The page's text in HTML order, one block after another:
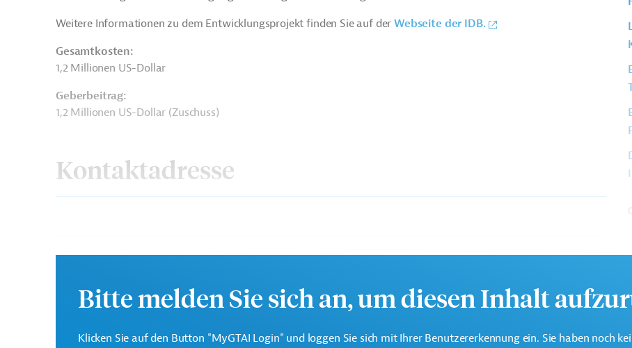
Weitere Informationen zu dem Entwicklungsprojekt finden Sie auf derWebseite der IDB.
Gesamtkosten:
1,2 Millionen US-Dollar
Geberbeitrag:
1,2 Millionen US-Dollar (Zuschuss)
Kontaktadresse
Interamerikanische
Bitte melden Sie sich an, um diesen Inhalt
Klicken Sie auf den Button "MyGTAI Login" und loggen Sie sich mit Ihrer Benutzererkennung ein. Sie haben noch